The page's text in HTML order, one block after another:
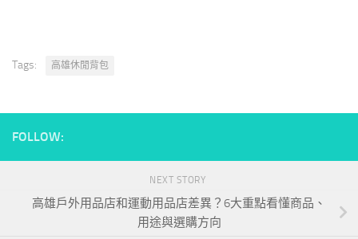
Tags: 高雄休閒背包
FOLLOW:
NEXT STORY
高雄戶外用品店和運動用品店差異？6大重點看懂商品、
用途與選購方向